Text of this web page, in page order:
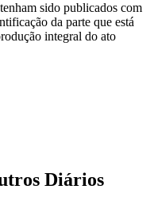
sido publicados com
da parte que está
integral do ato
Diários